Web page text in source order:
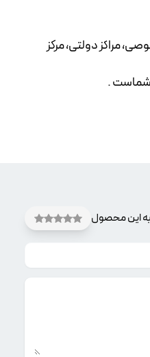
مراکز دولتی، مرکز
به این محصول